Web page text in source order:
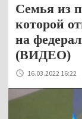
Семья из
которой
на
(ВИДЕО)
16.03.2022 16:22